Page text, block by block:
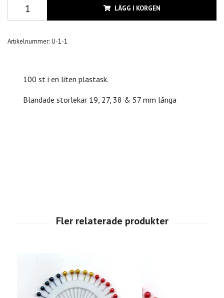
LÄGG I KORGEN
Artikelnummer: U-1-1
100 st i en liten plastask.
Blandade storlekar 19, 27, 38 & 57 mm långa